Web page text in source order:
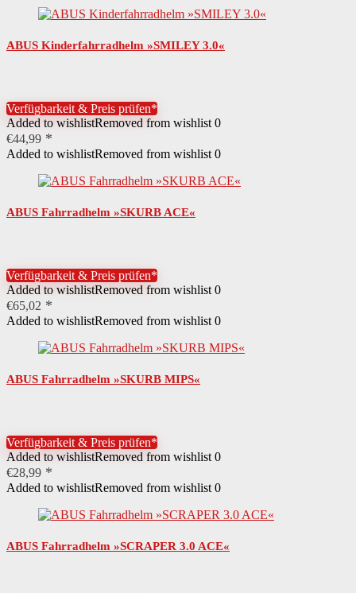
ABUS Kinderfahrradhelm »SMILEY 3.0«
Verfügbarkeit & Preis prüfen*
Added to wishlistRemoved from wishlist 0
€44,99
Added to wishlistRemoved from wishlist 0
ABUS Fahrradhelm »SKURB ACE«
Verfügbarkeit & Preis prüfen*
Added to wishlistRemoved from wishlist 0
€65,02
Added to wishlistRemoved from wishlist 0
ABUS Fahrradhelm »SKURB MIPS«
Verfügbarkeit & Preis prüfen*
Added to wishlistRemoved from wishlist 0
€28,99
Added to wishlistRemoved from wishlist 0
ABUS Fahrradhelm »SCRAPER 3.0 ACE«